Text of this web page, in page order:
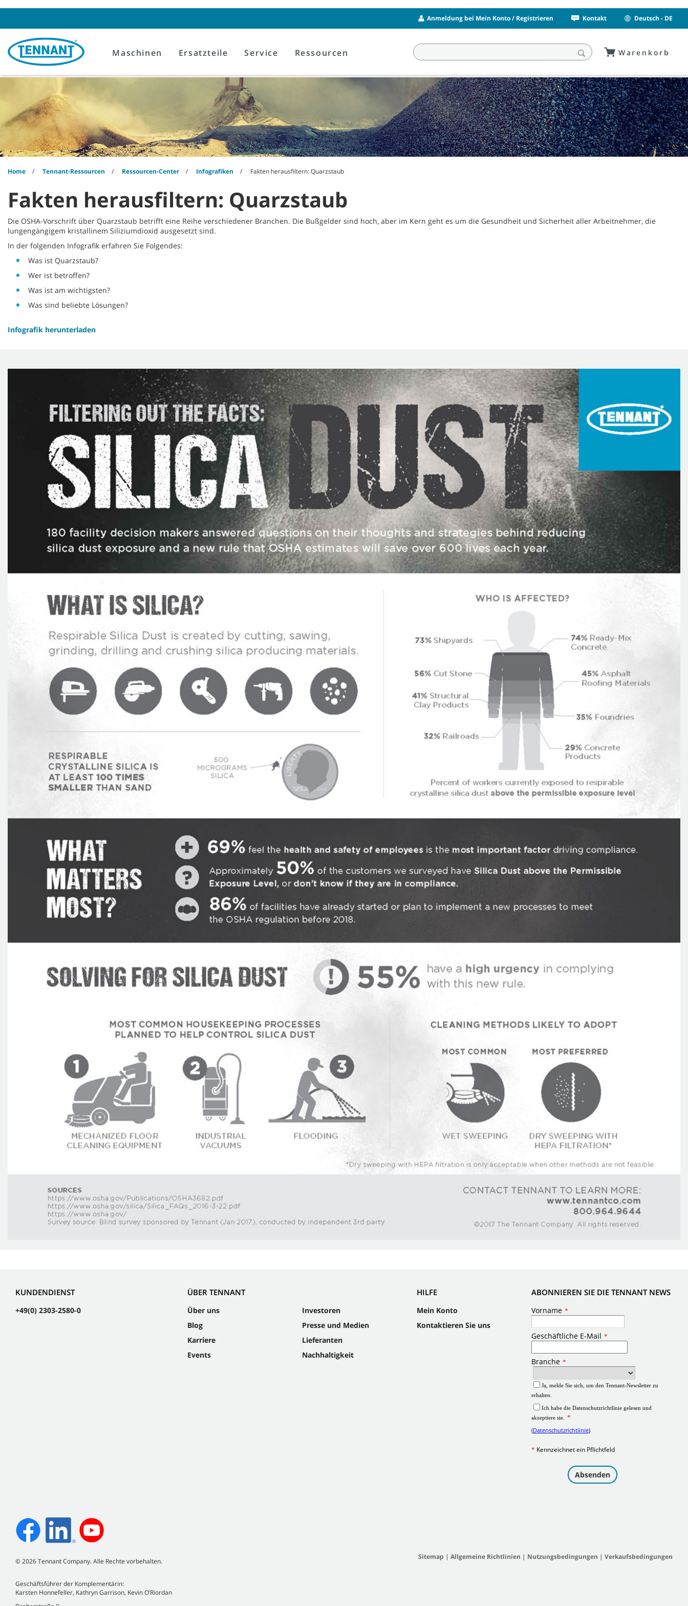
Anmeldung bei Mein Konto / Registrieren Kontakt Deutsch - DE
Maschinen Ersatzteile Service Ressourcen Warenkorb
Home Tennant-Ressourcen Ressourcen-Center Infografiken Fakten herausfiltern: Quarzstaub
Fakten herausfiltern: Quarzstaub
Die OSHA-Vorschrift über Quarzstaub betrifft eine Reihe verschiedener Branchen. Die Bußgelder sind hoch, aber im Kern geht es um die Gesundheit und Sicherheit aller Arbeitnehmer, die
lungengängigem kristallinem Siliziumdioxid ausgesetzt sind.
In der folgenden Infografik erfahren Sie Folgendes:
Was ist Quarzstaub?
Wer ist betroffen?
Was ist am wichtigsten?
Was sind beliebte Lösungen?
Infografik herunterladen
KUNDENDIENST
+49(0) 2303-2580-0
ÜBER TENNANT
Über uns
Blog
Karriere
Events
Investoren
Presse und Medien
Lieferanten
Nachhaltigkeit
HILFE
Mein Konto
Kontaktieren Sie uns
ABONNIEREN SIE DIE TENNANT NEWS
©2026Tennant Company. Alle Rechte vorbehalten.
Geschäftsführer der Komplementärin:
Karsten Honnefeller, Kathryn Garrison, Kevin O’Riordan
Sitemap | Allgemeine Richtlinien | Nutzungsbedingungen | Verkaufsbedingungen